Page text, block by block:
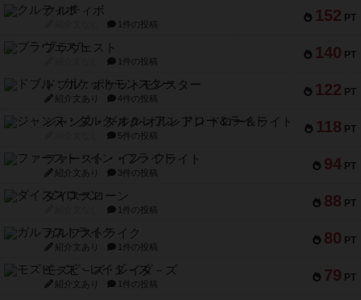
152 PT
クルティボ
1件の投稿
140 PT
ブラヴェスト
1件の投稿
122 PT
ドブル：ポケットモンスター
紹介文あり 4件の投稿
118 PT
ジャンヌ・ダルク-オルレアン ドロー＆ライト
5件の投稿
94 PT
ファースト・イン・フライト
紹介文あり 3件の投稿
88 PT
ダイススローン
1件の投稿
80 PT
ガルフストライク
紹介文あり 1件の投稿
79 PT
モズビ－ズ・レイダ－ズ
紹介文あり 1件の投稿